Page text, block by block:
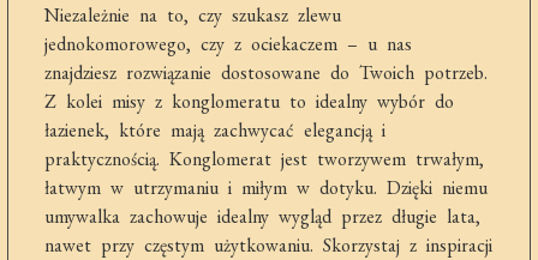
Niezależnie na to, czy szukasz zlewu
jednokomorowego, czy z ociekaczem – u nas
znajdziesz rozwiązanie dostosowane do Twoich potrzeb.
Z kolei misy z konglomeratu to idealny wybór do
łazienek, które mają zachwycać elegancją i
praktycznością. Konglomerat jest tworzywem trwałym,
łatwym w utrzymaniu i miłym w dotyku. Dzięki niemu
umywalka zachowuje idealny wygląd przez długie lata,
nawet przy częstym użytkowaniu. Skorzystaj z inspiracji